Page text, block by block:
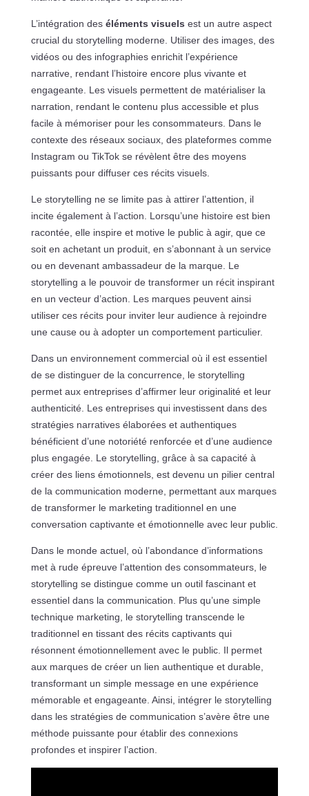
L’intégration des éléments visuels est un autre aspect
crucial du storytelling moderne. Utiliser des images, des
vidéos ou des infographies enrichit l’expérience
narrative, rendant l’histoire encore plus vivante et
engageante. Les visuels permettent de matérialiser la
narration, rendant le contenu plus accessible et plus
facile à mémoriser pour les consommateurs. Dans le
contexte des réseaux sociaux, des plateformes comme
Instagram ou TikTok se révèlent être des moyens
puissants pour diffuser ces récits visuels.
Le storytelling ne se limite pas à attirer l’attention, il
incite également à l’action. Lorsqu’une histoire est bien
racontée, elle inspire et motive le public à agir, que ce
soit en achetant un produit, en s’abonnant à un service
ou en devenant ambassadeur de la marque. Le
storytelling a le pouvoir de transformer un récit inspirant
en un vecteur d’action. Les marques peuvent ainsi
utiliser ces récits pour inviter leur audience à rejoindre
une cause ou à adopter un comportement particulier.
Dans un environnement commercial où il est essentiel
de se distinguer de la concurrence, le storytelling
permet aux entreprises d’affirmer leur originalité et leur
authenticité. Les entreprises qui investissent dans des
stratégies narratives élaborées et authentiques
bénéficient d’une notoriété renforcée et d’une audience
plus engagée. Le storytelling, grâce à sa capacité à
créer des liens émotionnels, est devenu un pilier central
de la communication moderne, permettant aux marques
de transformer le marketing traditionnel en une
conversation captivante et émotionnelle avec leur public.
Dans le monde actuel, où l’abondance d’informations
met à rude épreuve l’attention des consommateurs, le
storytelling se distingue comme un outil fascinant et
essentiel dans la communication. Plus qu’une simple
technique marketing, le storytelling transcende le
traditionnel en tissant des récits captivants qui
résonnent émotionnellement avec le public. Il permet
aux marques de créer un lien authentique et durable,
transformant un simple message en une expérience
mémorable et engageante. Ainsi, intégrer le storytelling
dans les stratégies de communication s’avère être une
méthode puissante pour établir des connexions
profondes et inspirer l’action.